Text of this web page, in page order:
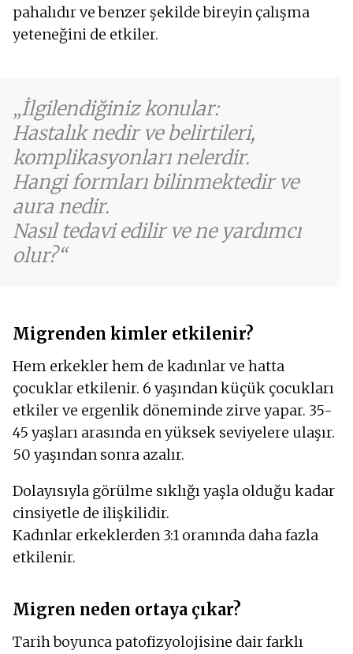
Görüş alanı kaybı
Görme yetisinde bozulma
pahalıdır ve benzer şekilde bireyin çalışma
yeteneğini de etkiler.
İlgilendiğiniz konular:
Hastalık nedir ve belirtileri,
komplikasyonları nelerdir.
Hangi formları bilinmektedir ve
aura nedir.
Nasıl tedavi edilir ve ne yardımcı
olur?
Migrenden kimler etkilenir?
Hem erkekler hem de kadınlar ve hatta
çocuklar etkilenir. 6 yaşından küçük çocukları
etkiler ve ergenlik döneminde zirve yapar. 35-
45 yaşları arasında en yüksek seviyelere ulaşır.
50 yaşından sonra azalır.
Dolayısıyla görülme sıklığı yaşla olduğu kadar
cinsiyetle de ilişkilidir.
Kadınlar erkeklerden 3:1 oranında daha fazla
etkilenir.
Migren neden ortaya çıkar?
Tarih boyunca patofizyolojisine dair farklı